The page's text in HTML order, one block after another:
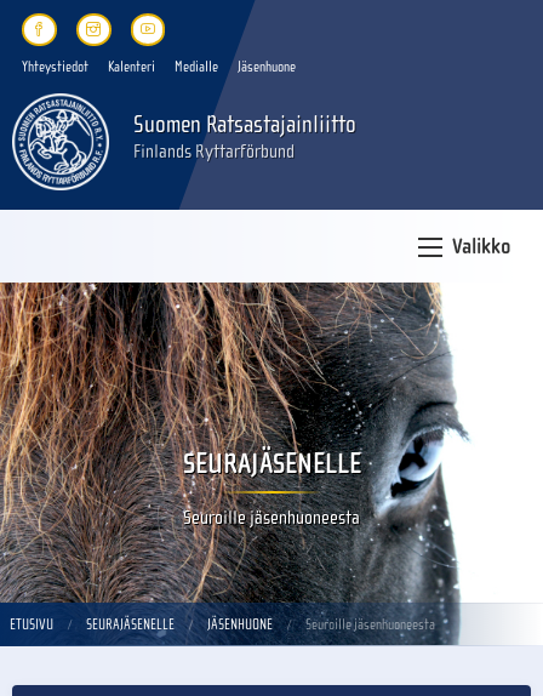
Yhteystiedot Kalenteri Medialle Jäsenhuone
Suomen Ratsastajainliitto
Finlands Ryttarförbund
Valikko
SEURAJÄSENELLE
Seuroille jäsenhuoneesta
ETUSIVU SEURAJÄSENELLE JÄSENHUONE Seuroille jäsenhuoneesta